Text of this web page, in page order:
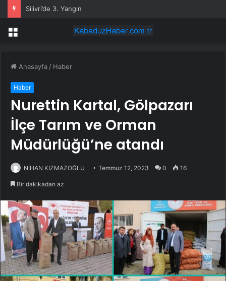
Silivri’de 3. Yangın
Menü
Anasayfa / Haber
Haber
Nurettin Kartal, Gölpazarı
İlçe Tarım ve Orman
Müdürlüğü’ne atandı
NİHAN KIZMAZOĞLU Temmuz 12, 2023 0 16
Bir dakikadan az